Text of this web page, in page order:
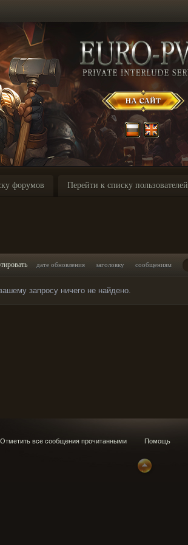
форумов Перейти к списку пользователей
дате обновления заголовку сообщениям
запросу ничего не найдено.
Отметить все сообщения прочитанными Помощь